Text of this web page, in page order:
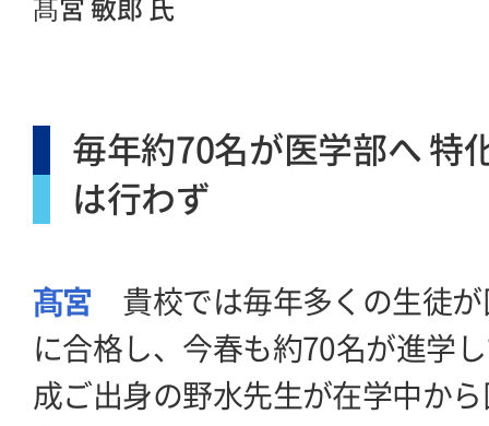
髙宮 敏郎 氏
毎年約70名が医学部へ 特
は行わず
髙宮 貴校では毎年多くの生徒が
に合格し、今春も約70名が進学
成ご出身の野水先生が在学中か